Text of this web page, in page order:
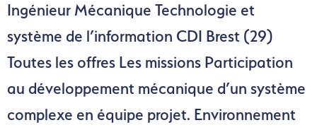
Ingénieur Mécanique Technologie et
système de l’information CDI Brest (29)
Toutes les offres Les missions Participation
au développement mécanique d’un système
complexe en équipe projet. Environnement